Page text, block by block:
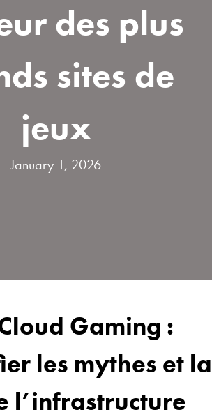
des plus
sites de
jeux
January 1, 2026
Gaming :
les mythes et la
l’infrastructure